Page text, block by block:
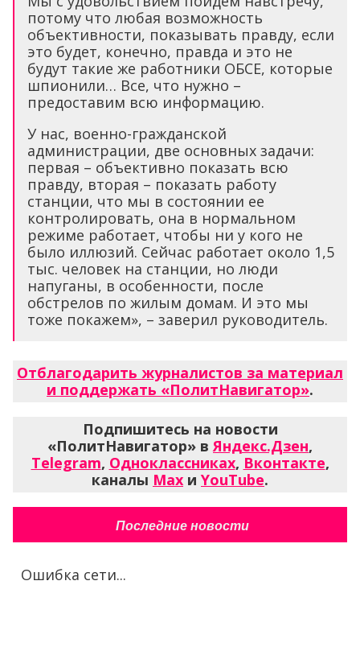
потому что любая возможность
объективности, показывать правду, если
это будет, конечно, правда и это не
будут такие же работники ОБСЕ, которые
шпионили… Все, что нужно –
предоставим всю информацию.
У нас, военно-гражданской
администрации, две основных задачи:
первая – объективно показать всю
правду, вторая – показать работу
станции, что мы в состоянии ее
контролировать, она в нормальном
режиме работает, чтобы ни у кого не
было иллюзий. Сейчас работает около 1,5
тыс. человек на станции, но люди
напуганы, в особенности, после
обстрелов по жилым домам. И это мы
тоже покажем», – заверил руководитель.
Отблагодарить журналистов за материал
и поддержать «ПолитНавигатор».
Подпишитесь на новости
«ПолитНавигатор» вЯндекс.Дзен,
Telegram, Одноклассниках, Вконтакте,
каналы Max и YouTube.
Последние новости
Ошибка сети...